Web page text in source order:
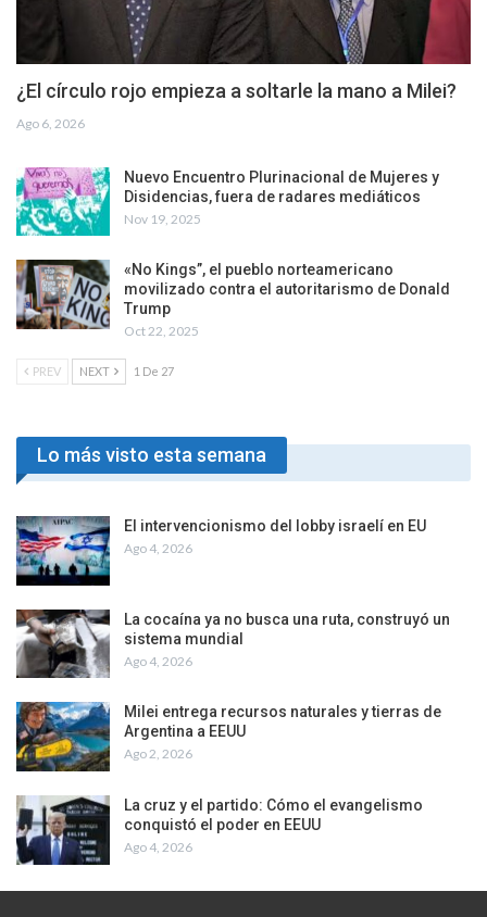
¿El círculo rojo empieza a soltarle la mano a Milei?
Ago 6, 2026
Nuevo Encuentro Plurinacional de Mujeres y
Disidencias, fuera de radares mediáticos
Nov 19, 2025
«No Kings”, el pueblo norteamericano
movilizado contra el autoritarismo de Donald
Trump
Oct 22, 2025
PREV NEXT 1 De 27
Lo más visto esta semana
El intervencionismo del lobby israelí en EU
Ago 4, 2026
La cocaína ya no busca una ruta, construyó un
sistema mundial
Ago 4, 2026
Milei entrega recursos naturales y tierras de
Argentina a EEUU
Ago 2, 2026
La cruz y el partido: Cómo el evangelismo
conquistó el poder en EEUU
Ago 4, 2026